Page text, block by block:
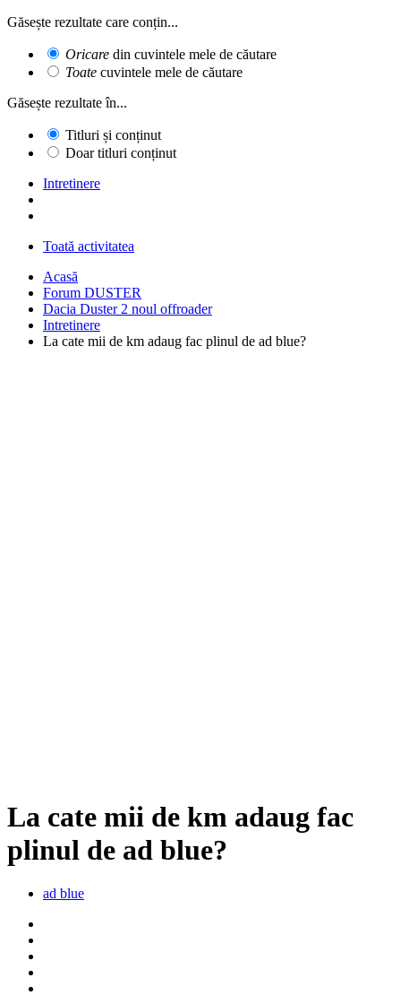
Găsește rezultate care conțin...
Oricare din cuvintele mele de căutare
Toate cuvintele mele de căutare
Găsește rezultate în...
Titluri și conținut
Doar titluri conținut
Intretinere
Toată activitatea
Acasă
Forum DUSTER
Dacia Duster 2 noul offroader
Intretinere
La cate mii de km adaug fac plinul de ad blue?
La cate mii de km adaug fac
plinul de ad blue?
ad blue